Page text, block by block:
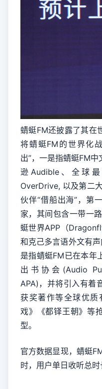
蜻蜓FM还披露了其在
将蜻蜓FM的世界化
出”，一是指蜻蜓FM
逊Audible、全球
OverDrive, 以及第二
伙伴“借船出海”，第
家，其间包含一带一
蜓世界APP（
和克己多言语外文有声
是指蜻蜓FM已在本年
出书协会(Audio
APA)，并将引入有着
获奖著作等全球优质
戏》《都铎王朝》等
型。
官方数据显现，蜻蜓
时，用户单日收听总